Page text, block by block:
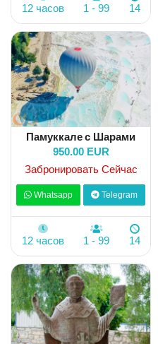
12 часов 1 - 99 14
Памуккале с Шарами
950.00 EUR
Забронировать Сейчас
Whatsapp Telegram
12 часов 1 - 99 14